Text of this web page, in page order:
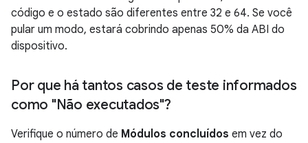
código e o estado são diferentes entre 32 e 64. Se você
pular um modo, estará cobrindo apenas 50% da ABI do
dispositivo.
Por que há tantos casos de teste informados
como "Não executados"?
Verifique o número de Módulos concluídos em vez do